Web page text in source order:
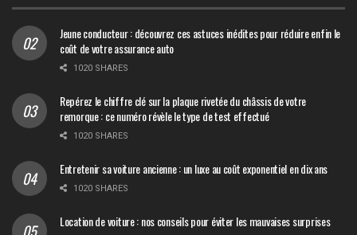
Jeune conducteur : découvrez ces astuces inédites pour réduire enfin le
coût de votre assurance auto
1020 SHARES
Repérez le chiffre clé sur la plaque rivetée du châssis de votre
remorque : ce numéro révèle le type de test effectué
1020 SHARES
Entretenir sa voiture ancienne : un luxe au coût exponentiel en dix ans
1020 SHARES
Location de voiture : nos conseils pour éviter les mauvaises surprises